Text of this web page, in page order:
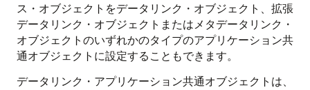
ス・オブジェクトをデータリンク・オブジェクト、拡張
データリンク・オブジェクトまたはメタデータリンク・
オブジェクトのいずれかのタイプのアプリケーション共
通オブジェクトに設定することもできます。
データリンク・アプリケーション共通オブジェクトは、